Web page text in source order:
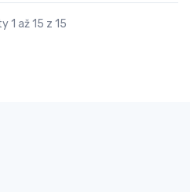
1 až 15 z 15